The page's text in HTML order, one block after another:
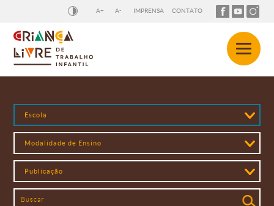
A+ A- IMPRENSA CONTATO